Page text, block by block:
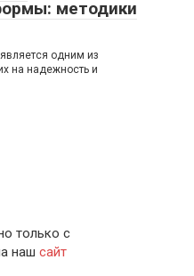
методики
одним из
на надежность и
только с
наш сайт